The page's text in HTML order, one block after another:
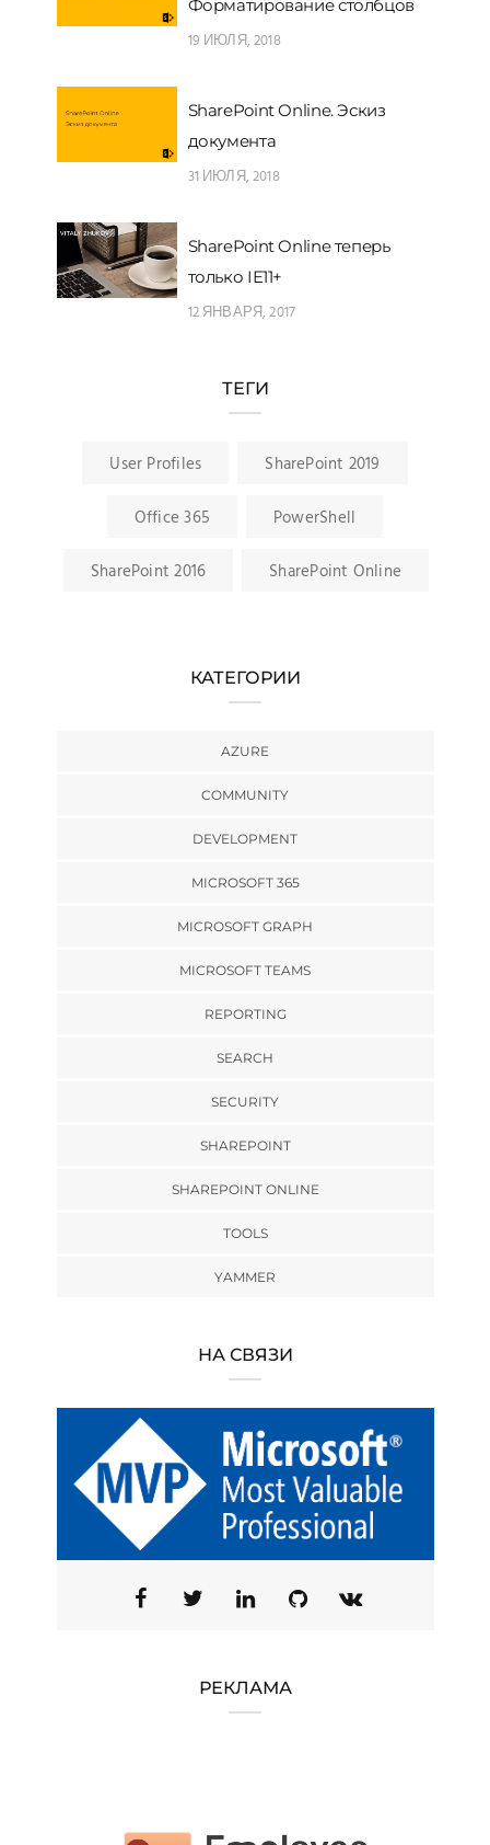
Форматирование столбцов
19 ИЮЛЯ, 2018
SharePoint Online. Эскиз
документа
31 ИЮЛЯ, 2018
SharePoint Online теперь
только IE11+
12 ЯНВАРЯ, 2017
ТЕГИ
User Profiles SharePoint 2019
Office 365 PowerShell
SharePoint 2016 SharePoint Online
КАТЕГОРИИ
AZURE
COMMUNITY
DEVELOPMENT
MICROSOFT 365
MICROSOFT GRAPH
MICROSOFT TEAMS
REPORTING
SEARCH
SECURITY
SHAREPOINT
SHAREPOINT ONLINE
TOOLS
YAMMER
НА СВЯЗИ
РЕКЛАМА